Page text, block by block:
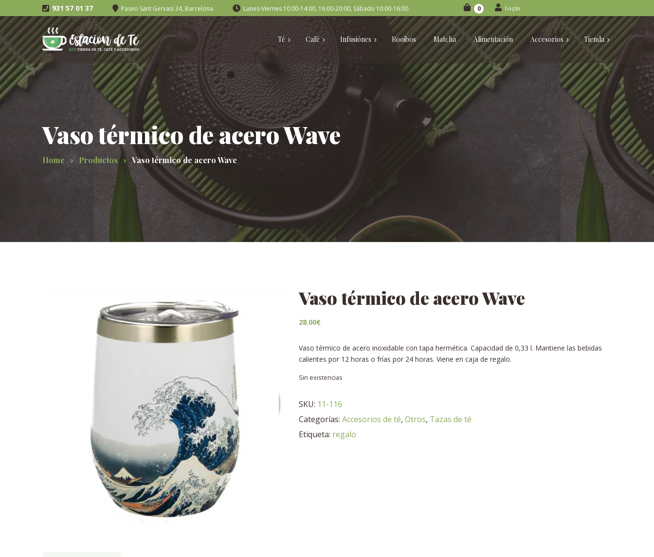
931 57 01 37 Paseo Sant Gervasi 34, Barcelona Lunes-Viernes 10:00-14:00, 16:00-20:00, Sábado 10:00-16:00 0 Login
Té Café Infusiónes Rooibos Matcha Alimentación Accesorios Tienda
Vaso térmico de acero Wave
Home Productos Vaso térmico de acero Wave
Vaso térmico de acero Wave
28.00€
Vaso térmico de acero inoxidable con tapa hermética. Capacidad de 0,33 l. Mantiene las bebidas
calientes por 12 horas o frías por 24 horas. Viene en caja de regalo.
Sin existencias
SKU: 11-116
Categorías: Accesorios de té, Otros, Tazas de té
Etiqueta: regalo